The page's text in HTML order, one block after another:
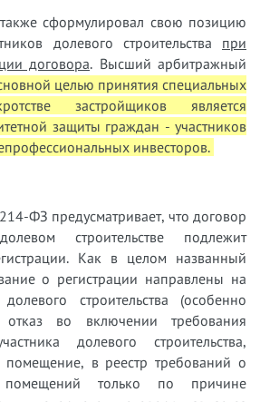
сформулировал свою позицию
долевого строительства при
договора. Высший арбитражный
целью принятия специальных
застройщиков является
защиты граждан - участников
инвесторов.
ФЗ предусматривает, что договор
строительстве подлежит
Как в целом названный
о регистрации направлены на
строительства (особенно
отказ во включении требования
долевого строительства,
в реестр требований о
только по причине